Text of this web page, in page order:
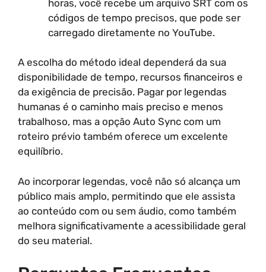
horas, você recebe um arquivo SRT com os
códigos de tempo precisos, que pode ser
carregado diretamente no YouTube.
A escolha do método ideal dependerá da sua
disponibilidade de tempo, recursos financeiros e
da exigência de precisão. Pagar por legendas
humanas é o caminho mais preciso e menos
trabalhoso, mas a opção Auto Sync com um
roteiro prévio também oferece um excelente
equilíbrio.
Ao incorporar legendas, você não só alcança um
público mais amplo, permitindo que ele assista
ao conteúdo com ou sem áudio, como também
melhora significativamente a acessibilidade geral
do seu material.